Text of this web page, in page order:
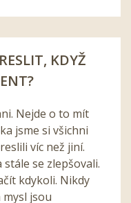
KDYŽ
Nejde o to mít
jsme si všichni
víc než jiní.
se zlepšovali.
kdykoli. Nikdy
mysl jsou